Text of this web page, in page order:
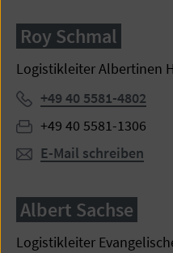
Roy Schmal
Logistikleiter Albertinen
Telefon:
+49 40 5581-4802
Fax:
+49 40 5581-1306
E-Mail schreiben
Albert Sachse
Logistikleiter